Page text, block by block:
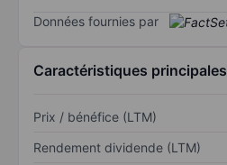
Données fournies par
Caractéristiques principales
Prix / bénéfice (LTM)
Rendement dividende (LTM)